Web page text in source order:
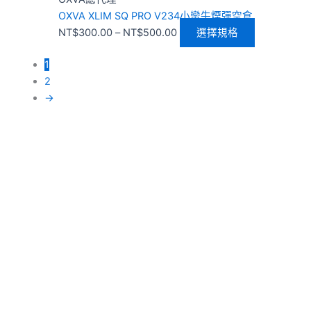
OXVA XLIM SQ PRO V234小蠻牛煙彈空倉
NT$300.00 – NT$500.00 選擇規格
1
2
→